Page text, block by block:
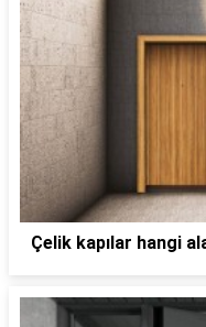
Çelik kapılar hangi